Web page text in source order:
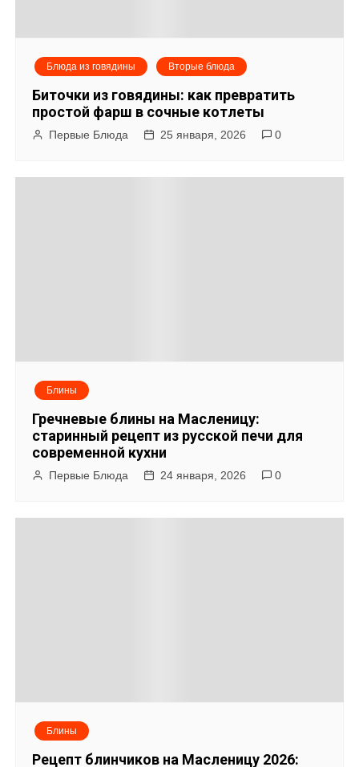
м
Блюда из говядины Вторые блюда
Биточки из говядины: как превратить
простой фарш в сочные котлеты
Первые Блюда 25 января, 2026 0
Блины
Гречневые блины на Масленицу:
старинный рецепт из русской печи для
современной кухни
Первые Блюда 24 января, 2026 0
Блины
Рецепт блинчиков на Масленицу 2026: